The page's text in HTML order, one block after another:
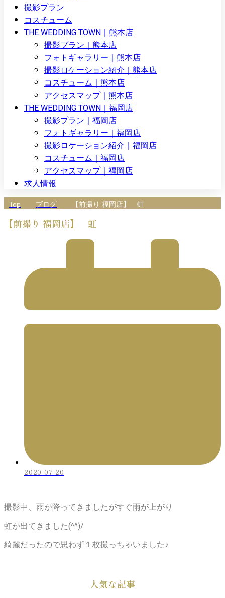
撮影プラン
コスチューム
THE WEDDING TOWN｜熊本店
撮影プラン｜熊本店
フォトギャラリー｜熊本店
撮影ロケーション紹介｜熊本店
コスチューム｜熊本店
アクセスマップ｜熊本店
THE WEDDING TOWN｜福岡店
撮影プラン｜福岡店
フォトギャラリー｜福岡店
撮影ロケーション紹介｜福岡店
コスチューム｜福岡店
アクセスマップ｜福岡店
求人情報
Top ブログ 【前撮り 福岡店】 虹
【前撮り 福岡店】 虹
2020-07-20
撮影中、雨が降ってきましたがすぐ雨が上がり
虹が出てきました(^^)/
綺麗だったので思わず１枚撮っちゃいました♪
人気な記事